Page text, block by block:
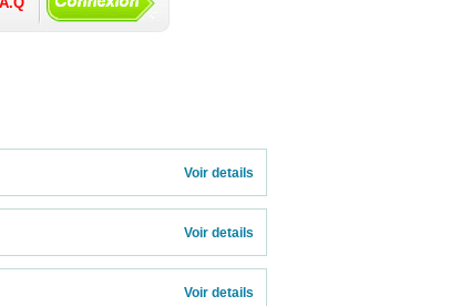
Voir details
Voir details
Voir details